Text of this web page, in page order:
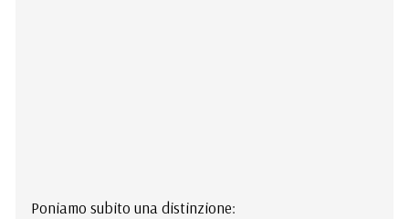
Poniamo subito una distinzione: